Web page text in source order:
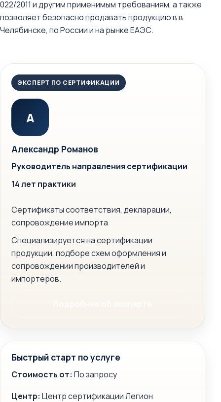
022/2011 и другим применимым требованиям, а также
позволяет безопасно продавать продукцию в в
Челябинске, по России и на рынке ЕАЭС.
ЭКСПЕРТ ПО СЕРТИФИКАЦИИ
А
Александр Романов
Руководитель направления сертификации
14 лет практики
Сертификаты соответствия, декларации,
сопровождение импорта
Специализируется на сертификации
продукции, подборе схем оформления и
сопровождении производителей и
импортеров.
Быстрый старт по услуге
Стоимость от: По запросу
Центр: Центр сертификации Легион